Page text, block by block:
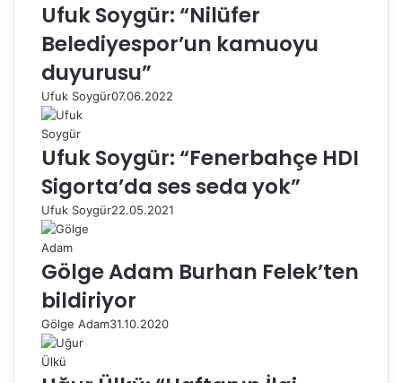
Ufuk Soygür: “Nilüfer
Belediyespor’un kamuoyu
duyurusu”
Ufuk Soygür07.06.2022
Ufuk Soygür: “Fenerbahçe HDI
Sigorta’da ses seda yok”
Ufuk Soygür22.05.2021
Gölge Adam Burhan Felek’ten
bildiriyor
Gölge Adam31.10.2020